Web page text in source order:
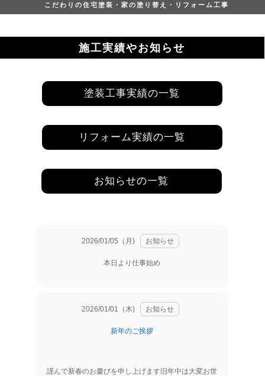
こだわりの住宅塗装・家の塗り替え・リフォーム工事
施工実績やお知らせ
塗装工事実績の一覧
リフォーム実績の一覧
お知らせの一覧
2026/01/05（月) お知らせ
本日より仕事始め
2026/01/01（木) お知らせ
新年のご挨拶
謹んで新春のお慶びを申し上げます旧年中は大変お世